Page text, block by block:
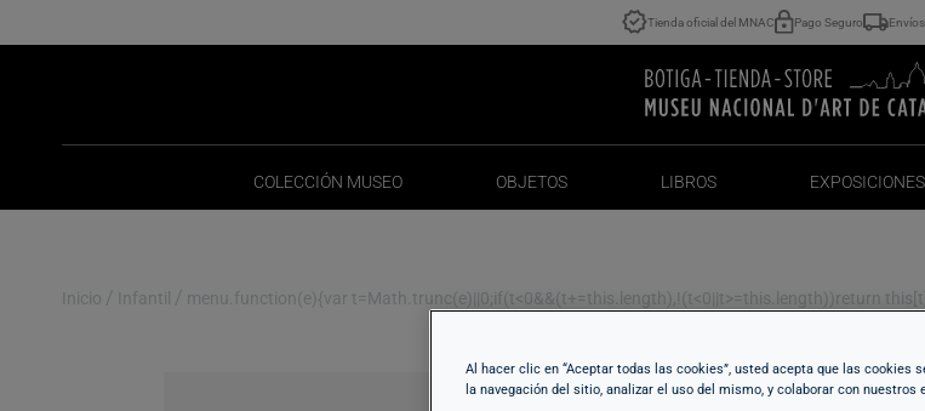
Tienda oficial del MNAC Pago Seguro
COLECCIÓN MUSEO
COLECCIÓN MUSEO
OBJETOS
OBJETOS
LIBROS
LIBROS
Inicio / Infantil / menu.function(e){var t=Math.trunc(e)||0;if(t<0&&(t+=this.length),!(t<0||t>=this.length))return
Al hacer clic en “Aceptar todas las cookies”, usted acepta que las cookies
la navegación del sitio, analizar el uso del mismo, y colaborar con nuestros